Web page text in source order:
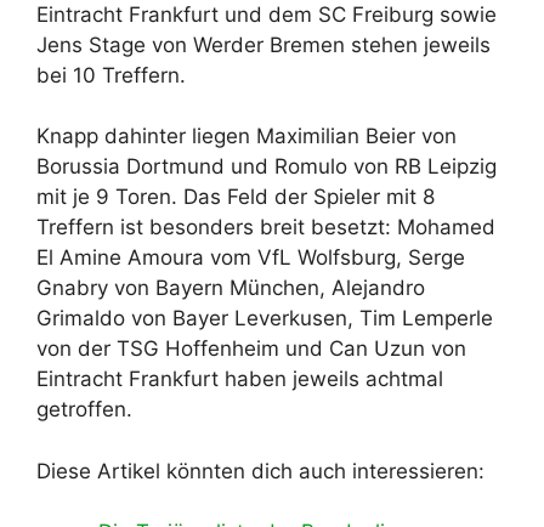
Eintracht Frankfurt und dem SC Freiburg sowie
Jens Stage von Werder Bremen stehen jeweils
bei 10 Treffern.
Knapp dahinter liegen Maximilian Beier von
Borussia Dortmund und Romulo von RB Leipzig
mit je 9 Toren. Das Feld der Spieler mit 8
Treffern ist besonders breit besetzt: Mohamed
El Amine Amoura vom VfL Wolfsburg, Serge
Gnabry von Bayern München, Alejandro
Grimaldo von Bayer Leverkusen, Tim Lemperle
von der TSG Hoffenheim und Can Uzun von
Eintracht Frankfurt haben jeweils achtmal
getroffen.
Diese Artikel könnten dich auch interessieren: